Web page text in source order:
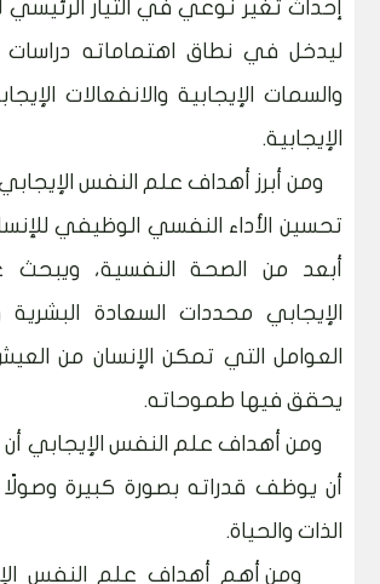
إحداث تغير نوعي في التيار
ليدخل في نطاق اهتماماته
والسمات الإيجابية والانفعالات
الإيجابية.
ومن أبرز أهداف علم النفس
تحسين الأداء النفسي الوظيفي
أبعد من الصحة النفسية، ويبحث
الإيجابي محددات السعادة البشرية
العوامل التي تمكن الإنسان من
يحقق فيها طموحاته.
ومن أهداف علم النفس الإيجابي أن
أن يوظف قدراته بصورة كبيرة
الذات والحياة.
ومن أهم أهداف علم النفس